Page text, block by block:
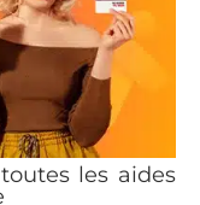
les aides